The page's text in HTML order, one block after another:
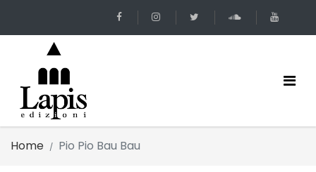
Home Pio Pio Bau Bau